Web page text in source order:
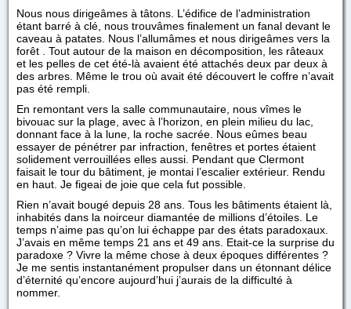
Nous nous dirigeâmes à tâtons. L’édifice de l’administration
étant barré à clé, nous trouvâmes finalement un fanal devant le
caveau à patates. Nous l’allumâmes et nous dirigeâmes vers la
forêt . Tout autour de la maison en décomposition, les râteaux
et les pelles de cet été-là avaient été attachés deux par deux à
des arbres. Même le trou où avait été découvert le coffre n’avait
pas été rempli.
En remontant vers la salle communautaire, nous vîmes le
bivouac sur la plage, avec à l’horizon, en plein milieu du lac,
donnant face à la lune, la roche sacrée. Nous eûmes beau
essayer de pénétrer par infraction, fenêtres et portes étaient
solidement verrouillées elles aussi. Pendant que Clermont
faisait le tour du bâtiment, je montai l’escalier extérieur. Rendu
en haut. Je figeai de joie que cela fut possible.
Rien n’avait bougé depuis 28 ans. Tous les bâtiments étaient là,
inhabités dans la noirceur diamantée de millions d’étoiles. Le
temps n’aime pas qu’on lui échappe par des états paradoxaux.
J’avais en même temps 21 ans et 49 ans. Etait-ce la surprise du
paradoxe ? Vivre la même chose à deux époques différentes ?
Je me sentis instantanément propulser dans un étonnant délice
d’éternité qu’encore aujourd’hui j’aurais de la difficulté à
nommer.